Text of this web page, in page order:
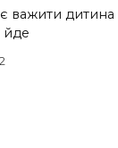
важити дитина
йде